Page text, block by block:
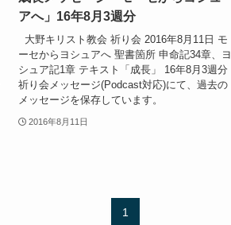
アへ」16年8月3週分
大野キリスト教会 祈り会 2016年8月11日 モ
ーセからヨシュアへ 聖書箇所 申命記34章、ヨ
シュア記1章 テキスト「成長」 16年8月3週分
祈り会メッセージ(Podcast対応)にて、過去の
メッセージを保存しています。
2016年8月11日
1